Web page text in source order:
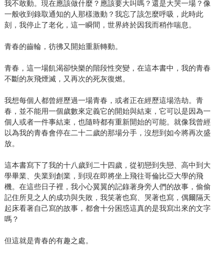
我不敢動。現在應該做什麼？應該要大叫嗎？還是大哭一場？像
一般收到錄取通知的人那樣激動？我忘了該怎麼呼吸，此時此
刻，我停止了老化，這一瞬間，世界終於因我而稍作喘息。
青春的齒輪，彷彿又開始重新轉動。
青春，這一場飢渴卻快樂的階段性突變，在這本書中，我的青春
不斷的灰飛煙滅，又再次的死灰復燃。
我想每個人都曾經歷過一場青春，或者正在經歷這場浩劫。青
春，並不能用一個歲數來定義它的開始與結束，它可以是因為一
個人或者一件事結束，也隨時都有重新開始的可能。就像我曾經
以為我的青春會停在二十二歲的那場分手，沒想到如今將再次盛
放。
這本書寫下了我的十八歲到二十四歲，從初戀到失戀、高中到大
學畢業、失業到創業，到現在即將坐上飛往哥倫比亞大學的飛
機。在這些日子裡，我小心翼翼的記錄著身旁人們的故事，偷偷
記住所見之人的成功與失敗，我笑著也寫、哭著也寫，偶爾隔天
起床看著自己寫的故事，都會十分困惑這真的是我寫出來的文字
嗎？
但這就是青春的有趣之處。